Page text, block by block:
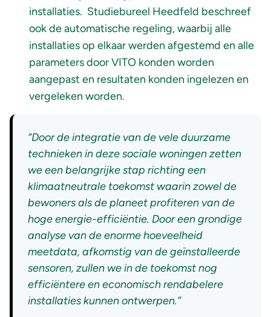
installaties. Studiebureel Heedfeld beschreef
ook de automatische regeling, waarbij alle
installaties op elkaar werden afgestemd en alle
parameters door VITO konden worden
aangepast en resultaten konden ingelezen en
vergeleken worden.
“Door de integratie van de vele duurzame
technieken in deze sociale woningen zetten
we een belangrijke stap richting een
klimaatneutrale toekomst waarin zowel de
bewoners als de planeet profiteren van de
hoge energie-efficiëntie. Door een grondige
analyse van de enorme hoeveelheid
meetdata, afkomstig van de geïnstalleerde
sensoren, zullen we in de toekomst nog
efficiëntere en economisch rendabelere
installaties kunnen ontwerpen.”